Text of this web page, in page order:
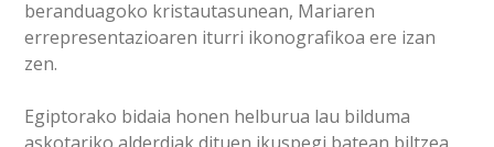
beranduagoko kristautasunean, Mariaren
errepresentazioaren iturri ikonografikoa ere izan
zen.
Egiptorako bidaia honen helburua lau bilduma
askotariko alderdiak dituen ikuspegi batean biltzea